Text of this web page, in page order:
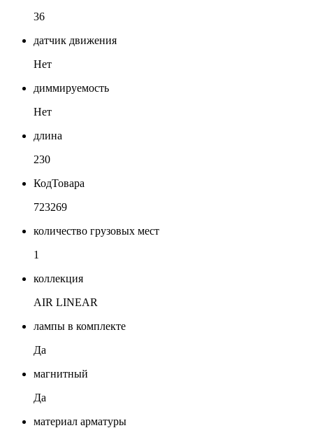
36
датчик движения
Нет
диммируемость
Нет
длина
230
КодТовара
723269
количество грузовых мест
1
коллекция
AIR LINEAR
лампы в комплекте
Да
магнитный
Да
материал арматуры